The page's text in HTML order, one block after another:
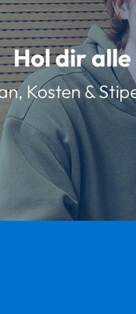
Hol dir
Kosten &